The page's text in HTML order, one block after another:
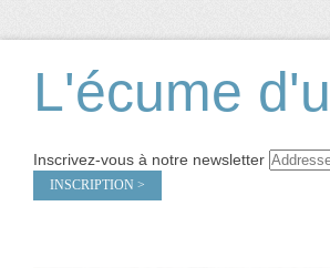
L'écume
Inscrivez-vous à notre newsletter